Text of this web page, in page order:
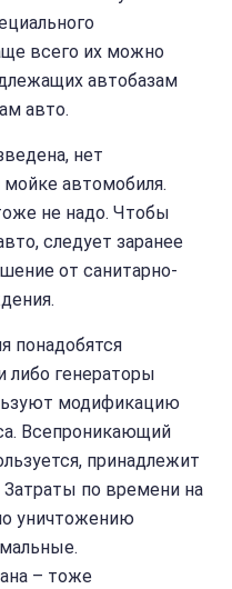
всего их можно
автобазам
авто.
нет
автомобиля.
не надо. Чтобы
следует заранее
от санитарно-
понадобятся
либо генераторы
модификацию
Всепроникающий
принадлежит
по времени на
уничтожению
– тоже